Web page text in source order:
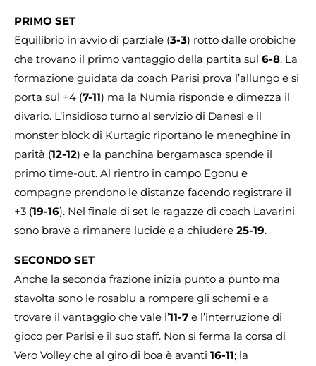
PRIMO SET
Equilibrio in avvio di parziale (3-3) rotto dalle orobiche
che trovano il primo vantaggio della partita sul 6-8. La
formazione guidata da coach Parisi prova l’allungo e si
porta sul +4 (7-11) ma la Numia risponde e dimezza il
divario. L’insidioso turno al servizio di Danesi e il
monster block di Kurtagic riportano le meneghine in
parità (12-12) e la panchina bergamasca spende il
primo time-out. Al rientro in campo Egonu e
compagne prendono le distanze facendo registrare il
+3 (19-16). Nel finale di set le ragazze di coach Lavarini
sono brave a rimanere lucide e a chiudere 25-19.
SECONDO SET
Anche la seconda frazione inizia punto a punto ma
stavolta sono le rosablu a rompere gli schemi e a
trovare il vantaggio che vale l’11-7 e l’interruzione di
gioco per Parisi e il suo staff. Non si ferma la corsa di
Vero Volley che al giro di boa è avanti 16-11; la